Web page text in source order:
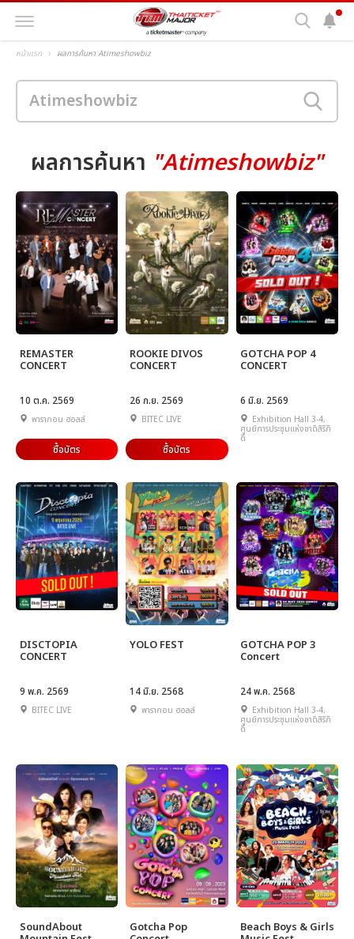
หน้าแรก ผลการค้นหา Atimeshowbiz
ผลการค้นหา "Atimeshowbiz"
REMASTER
CONCERT
10 ต.ค. 2569
พารากอน ฮอลล์
ซื้อบัตร
ROOKIE DIVOS
CONCERT
26 ก.ย. 2569
BITEC LIVE
ซื้อบัตร
GOTCHA POP 4
CONCERT
6 มิ.ย. 2569
Exhibition Hall 3-4,
ศูนย์การประชุมแห่งชาติสิริกิ
ติ์
DISCTOPIA
CONCERT
9 พ.ค. 2569
BITEC LIVE
YOLO FEST
14 มิ.ย. 2568
พารากอน ฮอลล์
GOTCHA POP 3
Concert
24 พ.ค. 2568
Exhibition Hall 3-4,
ศูนย์การประชุมแห่งชาติสิริกิ
ติ์
SoundAbout Gotcha Pop Beach Boys & Girls